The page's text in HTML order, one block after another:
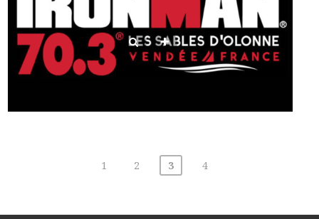
1 2 3 4